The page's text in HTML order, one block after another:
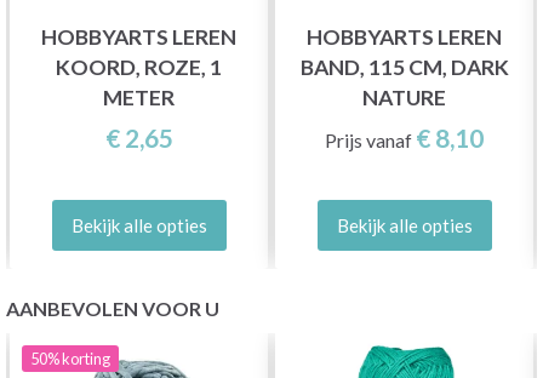
HOBBYARTS LEREN
KOORD, ROZE, 1
METER
€ 2,65
Bekijk alle opties
HOBBYARTS LEREN
BAND, 115 CM, DARK
NATURE
Prijs vanaf € 8,10
Bekijk alle opties
AANBEVOLEN VOOR U
50%korting